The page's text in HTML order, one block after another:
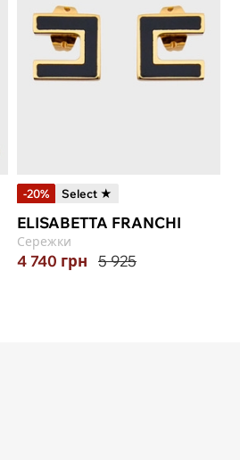
-20% Select ★
ELISABETTA FRANCHI
Сережки
4 740 грн 5 925